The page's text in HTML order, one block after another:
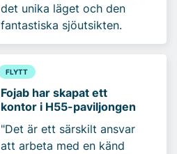
det unika läget och den
fantastiska sjöutsikten.
FLYTT
Fojab har skapat ett
kontor i H55-paviljongen
"Det är ett särskilt ansvar
att arbeta med en känd